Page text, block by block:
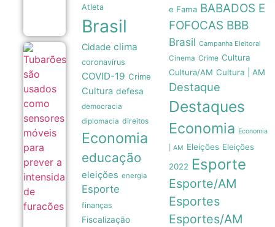
beneficiados
Tubarões
são usados
como
sensores
móveis
para prever
intensidade
furacões
Atleta
Brasil
Cidade clima
coronavírus
COVID-19 Crime
Cultura defesa
democracia
diplomacia direitos
Economia
educação
eleições energia
Esporte
finanças
Fiscalização
e Fama BABADOS E
FOFOCAS BBB
Brasil Campanha Eleitoral
Cinema Crime Cultura
Cultura/AM Cultura | AM
Destaque
Destaques
Economia Economia
| AM Eleições Eleições
2022 Esporte
Esporte/AM
Esportes
Esportes/AM